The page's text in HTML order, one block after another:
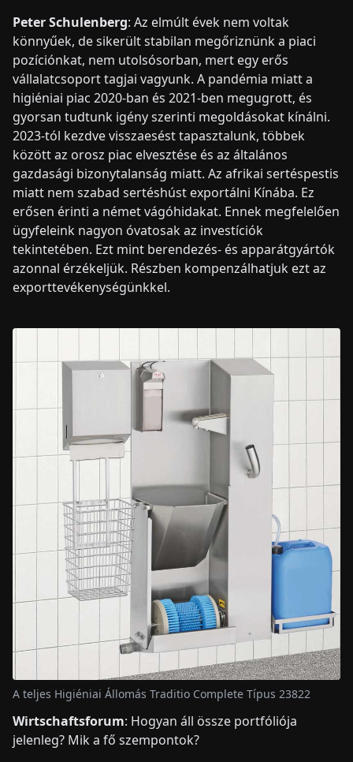
Peter Schulenberg: Az elmúlt évek nem voltak
könnyűek, de sikerült stabilan megőriznünk a piaci
pozíciónkat, nem utolsósorban, mert egy erős
vállalatcsoport tagjai vagyunk. A pandémia miatt a
higiéniai piac 2020-ban és 2021-ben megugrott, és
gyorsan tudtunk igény szerinti megoldásokat kínálni.
2023-tól kezdve visszaesést tapasztalunk, többek
között az orosz piac elvesztése és az általános
gazdasági bizonytalanság miatt. Az afrikai sertéspestis
miatt nem szabad sertéshúst exportálni Kínába. Ez
erősen érinti a német vágóhidakat. Ennek megfelelően
ügyfeleink nagyon óvatosak az investíciók
tekintetében. Ezt mint berendezés- és apparátgyártók
azonnal érzékeljük. Részben kompenzálhatjuk ezt az
exporttevékenységünkkel.
A teljes Higiéniai Állomás Traditio Complete Típus 23822
Wirtschaftsforum: Hogyan áll össze portfóliója
jelenleg? Mik a fő szempontok?